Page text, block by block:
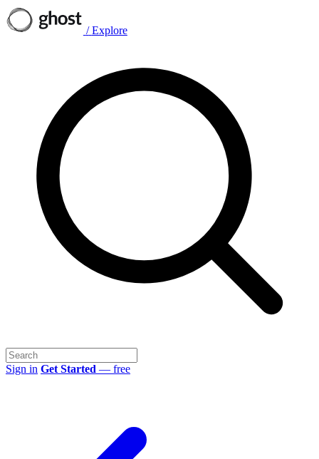
/ Explore
Sign in Get Started — free